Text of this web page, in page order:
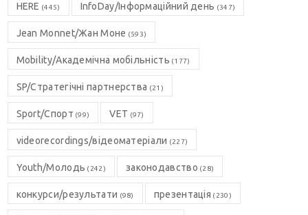
HERE (445) InfoDay/Інформаційний день (347)
Jean Monnet/Жан Моне (593)
Mobility/Академічна мобільність (177)
SP/Стратегічні партнерства (21)
Sport/Спорт (99) VET (97)
videorecordings/відеоматеріали (227)
Youth/Молодь (242) законодавство (28)
конкурси/результати (98) презентація (230)